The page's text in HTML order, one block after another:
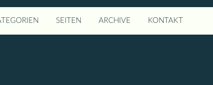
SEITEN ARCHIVE KONTAKT